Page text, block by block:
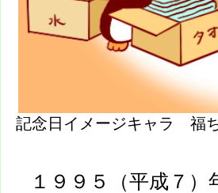
記念日イメージキャラ 福
１９９５（平成７）